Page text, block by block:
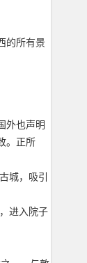
的所有景
外也声明
。正所
城，吸引
进入院子